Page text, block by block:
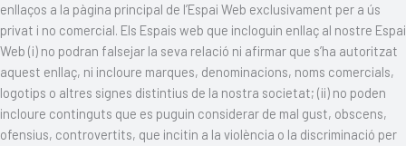
enllaços a la pàgina principal de l’Espai Web exclusivament per a ús
privat i no comercial. Els Espais web que incloguin enllaç al nostre Espai
Web (i) no podran falsejar la seva relació ni afirmar que s’ha autoritzat
aquest enllaç, ni incloure marques, denominacions, noms comercials,
logotips o altres signes distintius de la nostra societat; (ii) no poden
incloure continguts que es puguin considerar de mal gust, obscens,
ofensius, controvertits, que incitin a la violència o la discriminació per